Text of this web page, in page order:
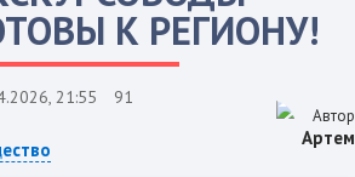
К РЕГИОНУ!
21:55
91
Автор
Артем